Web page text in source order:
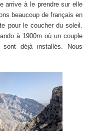
arrive à le prendre sur elle
beaucoup de français en
pour le coucher du soleil.
à 1900m où un couple
déjà installés. Nous